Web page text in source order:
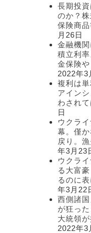
長期投
のか？
保険商
月26日
金融機関
積立利
金保険や
2022年3
複利は
アイン
わされて
日
ウクラ
幕。僅
戻り。
年3月23
ウクラ
る大富
るのに
年3月22
西側諸
が狂っ
大統領
2022年3